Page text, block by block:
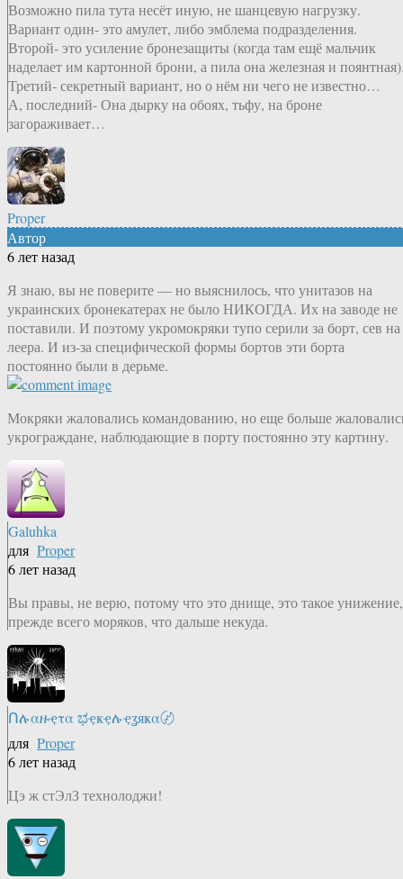
Возможно пила тута несёт иную, не шанцевую нагрузку.
Вариант один- это амулет, либо эмблема подразделения.
Второй- это усиление бронезащиты (когда там ещё мальчик
наделает им картонной брони, а пила она железная и
Третий- секретный вариант, но о нём ни чего не известно…
А, последний- Она дырку на обоях, тьфу, на броне
загораживает…
Proper
Автор
6 лет назад
Я знаю, вы не поверите — но выяснилось, что унитазов на
украинских бронекатерах не было НИКОГДА. Их на заводе не
поставили. И поэтому укромокряки тупо серили за борт, сев на
леера. И из-за специфической формы бортов эти борта
постоянно были в дерьме.
Мокряки жаловались командованию, но еще больше
укрограждане, наблюдающие в порту постоянно эту картину.
Galuhka
для Proper
6 лет назад
Вы правы, не верю, потому что это днище, это такое унижение,
прежде всего моряков, что дальше некуда.
Ոሉαዙҿτα ಭҿҝҿሉҿʓяҝα〄
для Proper
6 лет назад
Цэ ж стЭлЗ технолоджи!